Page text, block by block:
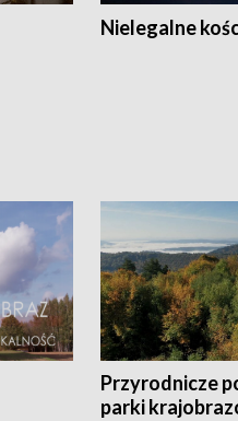
Nielegalne
Przyrodnicze
parki